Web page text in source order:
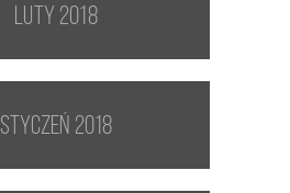
luty 2018
styczeń 2018